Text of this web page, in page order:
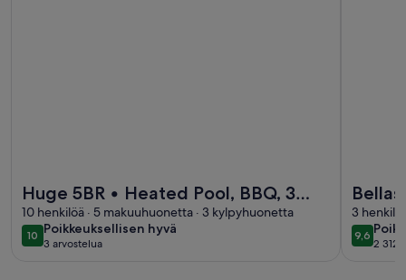
Huge 5BR • Heated Pool, BBQ, 3
Suites • Nr Beaches,Pets OK
10 henkilöä · 5 makuuhuonetta · 3 kylpyhuonetta
1010 kautta 10
Poikkeuksellisen hyvä
poikkeuksellisen
hyvä
3 arvostelua
(3
3
9,69,6hyvä
2 312
(2